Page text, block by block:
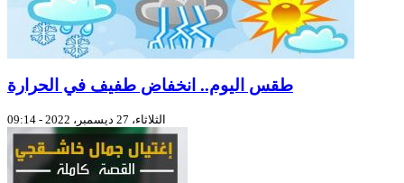
طقس اليوم.. انخفاض طفيف في الحرارة
الثلاثاء، 27 ديسمبر، 2022 - 09:14